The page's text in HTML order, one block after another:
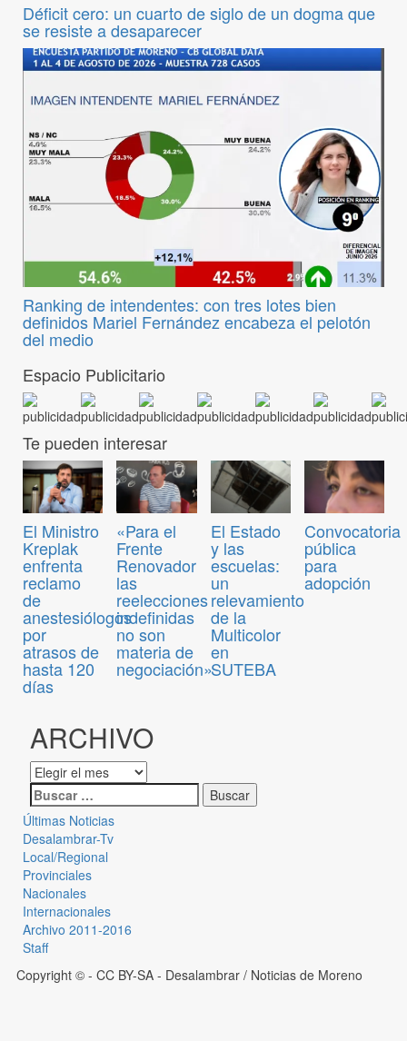
Déficit cero: un cuarto de siglo de un dogma que
se resiste a desaparecer
Ranking de intendentes: con tres lotes bien
definidos Mariel Fernández encabeza el pelotón
del medio
Espacio Publicitario
Te pueden interesar
El Ministro
Kreplak
enfrenta
reclamo
de
anestesiólogos
por
atrasos de
hasta 120
días
«Para el
Frente
Renovador
las
reelecciones
indefinidas
no son
materia de
negociación»
El Estado
y las
escuelas:
un
relevamiento
de la
Multicolor
en
SUTEBA
Convocatoria
pública
para
adopción
ARCHIVO
Últimas Noticias
Desalambrar-Tv
Local/Regional
Provinciales
Nacionales
Internacionales
Archivo 2011-2016
Staff
Copyright © - CC BY-SA - Desalambrar / Noticias de Moreno